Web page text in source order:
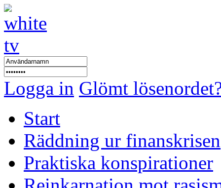
Logga in Glömt
Start
Räddning ur finanskrisen
Praktiska konspirationer